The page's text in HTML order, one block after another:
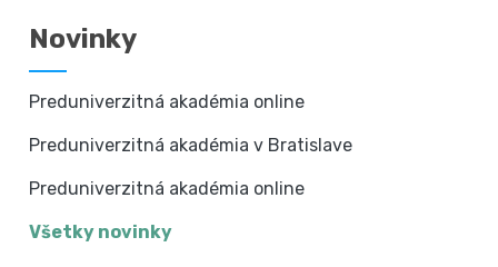
Novinky
Preduniverzitná akadémia online
Preduniverzitná akadémia v Bratislave
Preduniverzitná akadémia online
Všetky novinky